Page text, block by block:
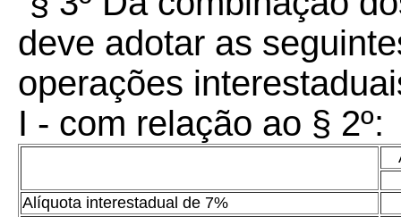
deve adotar as
operações
I - com relação ao § 2º:
Alíquota interestadual de 7%